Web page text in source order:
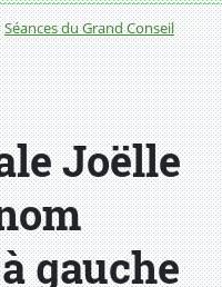
Séances du Grand Conseil
Joëlle
gauche